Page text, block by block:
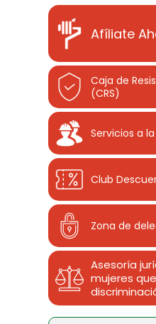
Afíliate
Caja de
(CRS)
Servicios a
Club
Zona de
Asesoría
mujeres